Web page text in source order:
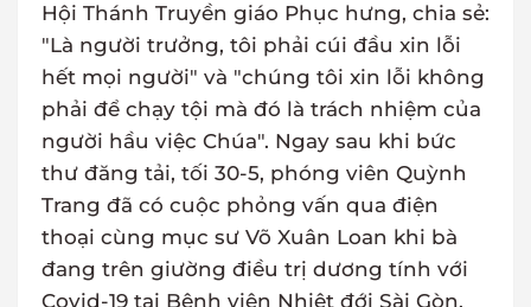
Hội Thánh Truyền giáo Phục hưng, chia sẻ:
"Là người trưởng, tôi phải cúi đầu xin lỗi
hết mọi người" và "chúng tôi xin lỗi không
phải để chạy tội mà đó là trách nhiệm của
người hầu việc Chúa". Ngay sau khi bức
thư đăng tải, tối 30-5, phóng viên Quỳnh
Trang đã có cuộc phỏng vấn qua điện
thoại cùng mục sư Võ Xuân Loan khi bà
đang trên giường điều trị dương tính với
Covid-19 tại Bệnh viện Nhiệt đới Sài Gòn.